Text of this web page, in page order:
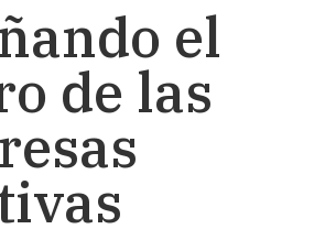
el
de las